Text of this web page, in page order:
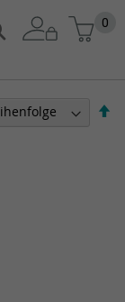
Zum
Inhalt
0
Suche